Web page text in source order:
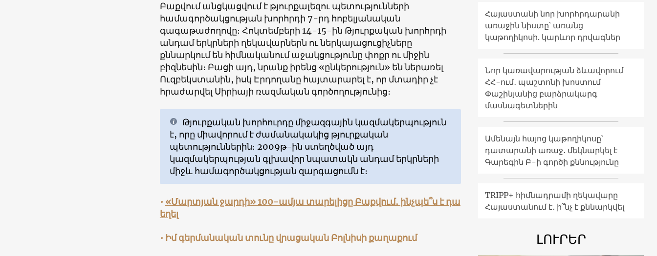
Բաքվում անցկացվում է թյուրքալեզու պետությունների
համագործակցության խորհրդի 7-րդ հոբելյանական
գագաթաժողովը։ Հոկտեմբերի 14-15-ին Թյուրքական խորհրդի
անդամ երկրների ղեկավարներն ու ներկայացուցիչները
քննարկում են հիմնականում աջակցությունը փոքր ու միջին
բիզնեսին։ Բացի այդ, նրանք իրենց «ընկերություն» են ներառել
Ուզբեկստանին, իսկ Էրդողանը հայտարարել է, որ մտադիր չէ
հրաժարվել Սիրիայի ռազմական գործողությունից։
Թյուրքական խորհուրդը միջազգային կազմակերպություն
է, որը միավորում է ժամանակակից թյուրքական
պետություններին։ 2009թ-ին ստեղծված այդ
կազմակերպության գլխավոր նպատակն անդամ երկրների
միջև համագործակցության զարգացումն է։
• «Մարտյան ջարդի» 100-ամյա տարելիցը Բաքվում․ ինչպե՞ս է դա
եղել
• Իմ գերմանական տունը վրացական Բոլնիսի քաղաքում
Հայաստանի նոր խորհրդարանի
առաջին նիստը՝ առանց
կաթողիկոսի. կարևոր դրվագներ
Նոր կառավարության ձևավորում
ՀՀ-ում․ պաշտոնի խոստում
Փաշինյանից բարձրակարգ
մասնագետներին
Ամենայն հայոց կաթողիկոսը՝
դատարանի առաջ․ մեկնարկել է
Գարեգին Բ-ի գործի քննությունը
TRIPP+ հիմնադրամի ղեկավարը
Հայաստանում է․ ի՞նչ է քննարկվել
ԼՈՒՐԵՐ